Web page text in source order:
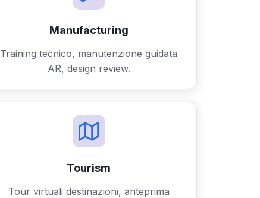
Manufacturing
Training tecnico, manutenzione guidata
AR, design review.
Tourism
Tour virtuali destinazioni, anteprima